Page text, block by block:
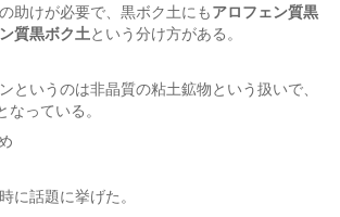
助けが必要で、黒ボク土にもアロフェン質黒
質黒ボク土という分け方がある。
というのは非晶質の粘土鉱物という扱いで、
っている。
に話題に挙げた。